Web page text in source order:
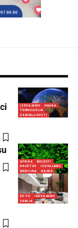
IZDVAJAMO
NAUKA
TEHNOLOGIJA
ZANIMLJIVOSTI
AFRIKA
BOLESTI
DRUŠTVO
IZDVAJAMO
MEDICINA
NAUKA
EX-YU
IZDVAJAMO
SRBIJA